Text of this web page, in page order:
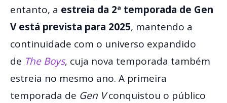
entanto, a estreia da 2ª temporada de Gen
V está prevista para 2025, mantendo a
continuidade com o universo expandido
de The Boys, cuja nova temporada também
estreia no mesmo ano. A primeira
temporada de Gen Vconquistou o público